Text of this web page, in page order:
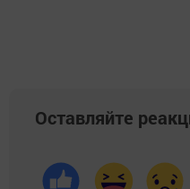
Оставляйте